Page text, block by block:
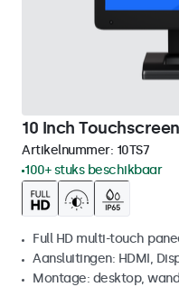
10 Inch Touchscreen
Artikelnummer: 10TS7
100+ stuks beschikbaar
Full HD multi-touch
Aansluitingen: HDMI,
Montage: desktop, wand